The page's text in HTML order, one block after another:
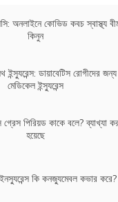
(ইএসআই স্কিম): কভারেজ,
যোগ্যতা এবং রেজিস্ট্রেশন
অনলাইনে কোভিড কবচ স্বাস্থ্য
কিনুন
ইন্স্যুরেন্স: ডায়াবেটিস রোগীদের জন্য
মেডিকেল ইন্স্যুরেন্স
গ্রেস পিরিয়ড কাকে বলে? ব্যাখ্যা
হয়েছে
কি কনজ্যুমেবল কভার করে?